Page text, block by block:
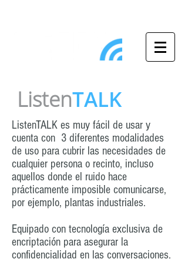
ListenTALK
ListenTALK es muy fácil de usar y
cuenta con 3 diferentes modalidades
de uso para cubrir las necesidades de
cualquier persona o recinto, incluso
aquellos donde el ruido hace
prácticamente imposible comunicarse,
por ejemplo, plantas industriales.
Equipado con tecnología exclusiva de
encriptación para asegurar la
confidencialidad en las conversaciones.